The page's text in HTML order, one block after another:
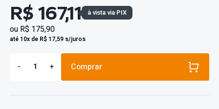
R$ 167,11 à vista via PIX
ou R$ 175,90
até 10x de R$ 17,59 s/juros
- + Comprar